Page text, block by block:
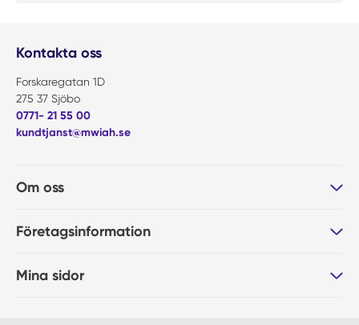
Kontakta oss
Forskaregatan 1D
275 37 Sjöbo
0771- 21 55 00
kundtjanst@mwiah.se
Om oss
Företagsinformation
Mina sidor